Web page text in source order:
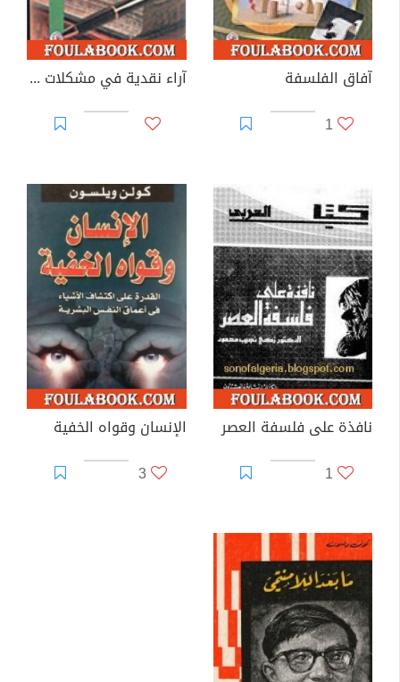
آفاق الفلسفة
1
آراء نقدية في مشكلات الفكر والثقافة
نافذة على فلسفة العصر
1
الإنسان وقواه الخفية
3